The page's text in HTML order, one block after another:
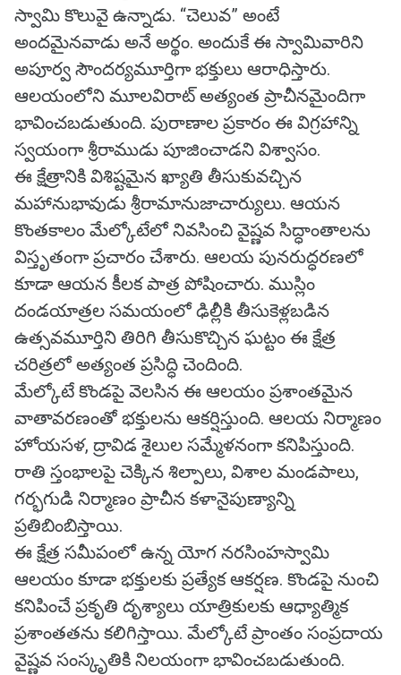
స్వామి కొలువై ఉన్నాడు. “చెలువ” అంటే
అందమైనవాడు అనే అర్థం. అందుకే ఈ స్వామివారిని
అపూర్వ సౌందర్యమూర్తిగా భక్తులు ఆరాధిస్తారు.
ఆలయంలోని మూలవిరాట్ అత్యంత ప్రాచీనమైందిగా
భావించబడుతుంది. పురాణాల ప్రకారం ఈ విగ్రహాన్ని
స్వయంగా శ్రీరాముడు పూజించాడని విశ్వాసం.
ఈ క్షేత్రానికి విశిష్టమైన ఖ్యాతి తీసుకువచ్చిన
మహానుభావుడు శ్రీరామానుజాచార్యులు. ఆయన
కొంతకాలం మేల్కోటేలో నివసించి వైష్ణవ సిద్ధాంతాలను
విస్తృతంగా ప్రచారం చేశారు. ఆలయ పునరుద్ధరణలో
కూడా ఆయన కీలక పాత్ర పోషించారు. ముస్లిం
దండయాత్రల సమయంలో ఢిల్లీకి తీసుకెళ్లబడిన
ఉత్సవమూర్తిని తిరిగి తీసుకొచ్చిన ఘట్టం ఈ క్షేత్ర
చరిత్రలో అత్యంత ప్రసిద్ధి చెందింది.
మేల్కోటే కొండపై వెలసిన ఈ ఆలయం ప్రశాంతమైన
వాతావరణంతో భక్తులను ఆకర్షిస్తుంది. ఆలయ నిర్మాణం
హోయసళ, ద్రావిడ శైలుల సమ్మేళనంగా కనిపిస్తుంది.
రాతి స్తంభాలపై చెక్కిన శిల్పాలు, విశాల మండపాలు,
గర్భగుడి నిర్మాణం ప్రాచీన కళానైపుణ్యాన్ని
ప్రతిబింబిస్తాయి.
ఈ క్షేత్ర సమీపంలో ఉన్న యోగ నరసింహస్వామి
ఆలయం కూడా భక్తులకు ప్రత్యేక ఆకర్షణ. కొండపై నుంచి
కనిపించే ప్రకృతి దృశ్యాలు యాత్రికులకు ఆధ్యాత్మిక
ప్రశాంతతను కలిగిస్తాయి. మేల్కోటే ప్రాంతం సంప్రదాయ
వైష్ణవ సంస్కృతికి నిలయంగా భావించబడుతుంది.